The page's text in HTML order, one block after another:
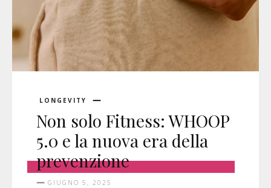
LONGEVITY
Non solo Fitness: WHOOP
5.0 e la nuova era della
prevenzione
GIUGNO 5, 2025